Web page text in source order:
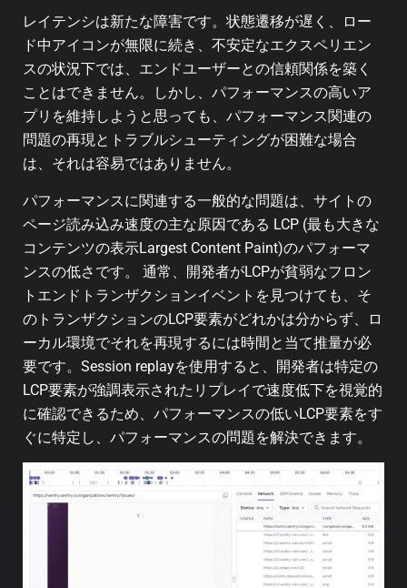
レイテンシは新たな障害です。状態遷移が遅く、ロー
ド中アイコンが無限に続き、不安定なエクスペリエン
スの状況下では、エンドユーザーとの信頼関係を築く
ことはできません。しかし、パフォーマンスの高いア
プリを維持しようと思っても、パフォーマンス関連の
問題の再現とトラブルシューティングが困難な場合
は、それは容易ではありません。
パフォーマンスに関連する一般的な問題は、サイトの
ページ読み込み速度の主な原因である LCP (最も大きな
コンテンツの表示Largest Content Paint)のパフォーマ
ンスの低さです。 通常、開発者がLCPが貧弱なフロン
トエンドトランザクションイベントを見つけても、そ
のトランザクションのLCP要素がどれかは分からず、ロ
ーカル環境でそれを再現するには時間と当て推量が必
要です。Session replayを使用すると、開発者は特定の
LCP要素が強調表示されたリプレイで速度低下を視覚的
に確認できるため、パフォーマンスの低いLCP要素をす
ぐに特定し、パフォーマンスの問題を解決できます。